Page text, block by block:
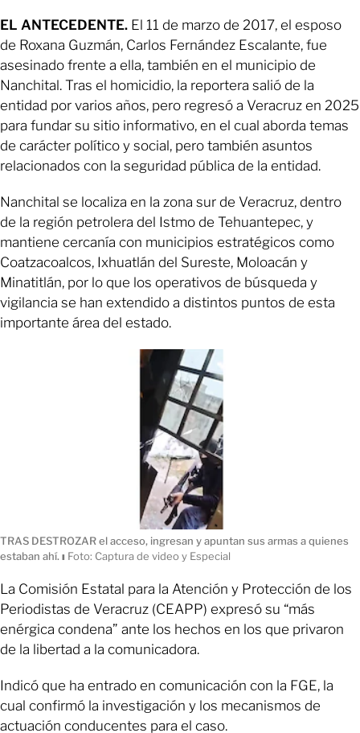
EL ANTECEDENTE. El 11 de marzo de 2017, el esposo
de Roxana Guzmán, Carlos Fernández Escalante, fue
asesinado frente a ella, también en el municipio de
Nanchital. Tras el homicidio, la reportera salió de la
entidad por varios años, pero regresó a Veracruz en 2025
para fundar su sitio informativo, en el cual aborda temas
de carácter político y social, pero también asuntos
relacionados con la seguridad pública de la entidad.
Nanchital se localiza en la zona sur de Veracruz, dentro
de la región petrolera del Istmo de Tehuantepec, y
mantiene cercanía con municipios estratégicos como
Coatzacoalcos, Ixhuatlán del Sureste, Moloacán y
Minatitlán, por lo que los operativos de búsqueda y
vigilancia se han extendido a distintos puntos de esta
importante área del estado.
TRAS DESTROZAR el acceso, ingresan y apuntan sus armas a quienes
estaban ahí. ı Foto: Captura de video y Especial
La Comisión Estatal para la Atención y Protección de los
Periodistas de Veracruz (CEAPP) expresó su “más
enérgica condena” ante los hechos en los que privaron
de la libertad a la comunicadora.
Indicó que ha entrado en comunicación con la FGE, la
cual confirmó la investigación y los mecanismos de
actuación conducentes para el caso.